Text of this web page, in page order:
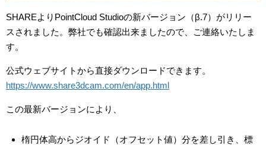
SHAREよりPointCloud Studioの新バージョン（β.7）がリリー
スされました。弊社でも確認出来ましたので、ご連絡いたしま
す。
公式ウェブサイトから直接ダウンロードできます。
https://www.share3dcam.com/en/app.html
この最新バージョンにより、
楕円体高からジオイド（オフセット値）分を差し引き、標